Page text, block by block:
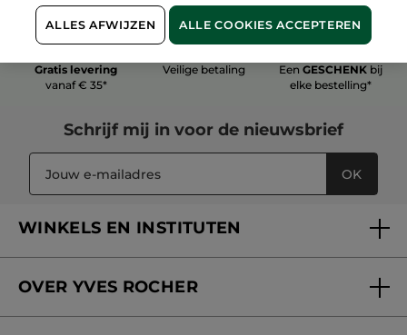
Gratis levering
vanaf € 35*
Veilige betaling EenGESCHENK bij
elke bestelling*
Schrijf mij in voor de nieuwsbrief
OK
WINKELS EN INSTITUTEN
Verzorging in onze Schoonheidsinstituten
OVER YVES ROCHER
ALLES AFWIJZEN ALLE COOKIES ACCEPTEREN